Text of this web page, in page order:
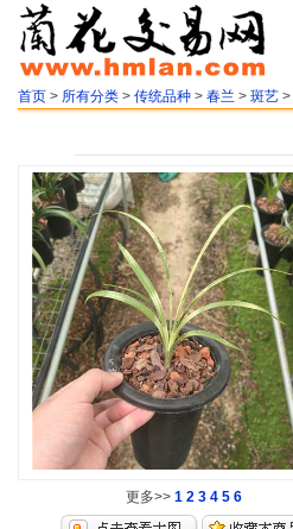
首页 > 所有分类 > 传统品种 > 春兰 > 斑艺 >
更多>> 1 2 3 4 5 6